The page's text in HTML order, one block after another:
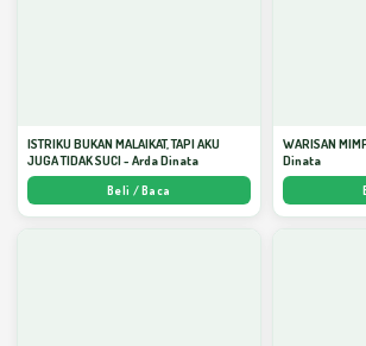
ISTRIKU BUKAN MALAIKAT, TAPI AKU
JUGA TIDAK SUCI - Arda Dinata
Beli / Baca
WARISAN
Dinata